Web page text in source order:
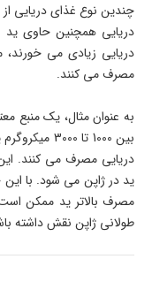
چندین نوع غذای دریایی
دریایی همچنین حاوی ید
دریایی زیادی می خورند،
مصرف می کنند.
بین 1000 تا
دریایی مصرف می كنند. این
ید در ژاپن می شود. با
مصرف بالاتر ید ممکن
طولانی ژاپن نقش داشته